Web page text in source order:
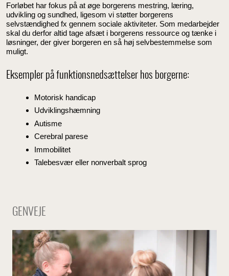
Forløbet har fokus på at øge borgerens mestring, læring,
udvikling og sundhed, ligesom vi støtter borgerens
selvstændighed fx gennem sociale aktiviteter. Som medarbejder
skal du derfor altid tage afsæt i borgerens ressource og tænke i
løsninger, der giver borgeren en så høj selvbestemmelse som
muligt.
Eksempler på funktionsnedsættelser hos borgerne:
Motorisk handicap
Udviklingshæmning
Autisme
Cerebral parese
Immobilitet
Talebesvær eller nonverbalt sprog
GENVEJE